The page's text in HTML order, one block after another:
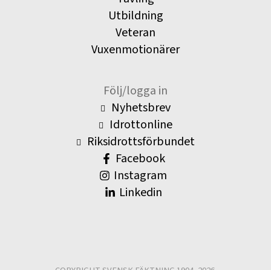
Utbildning
Veteran
Vuxenmotionärer
Följ/logga in
Nyhetsbrev
Idrottonline
Riksidrottsförbundet
Facebook
Instagram
Linkedin